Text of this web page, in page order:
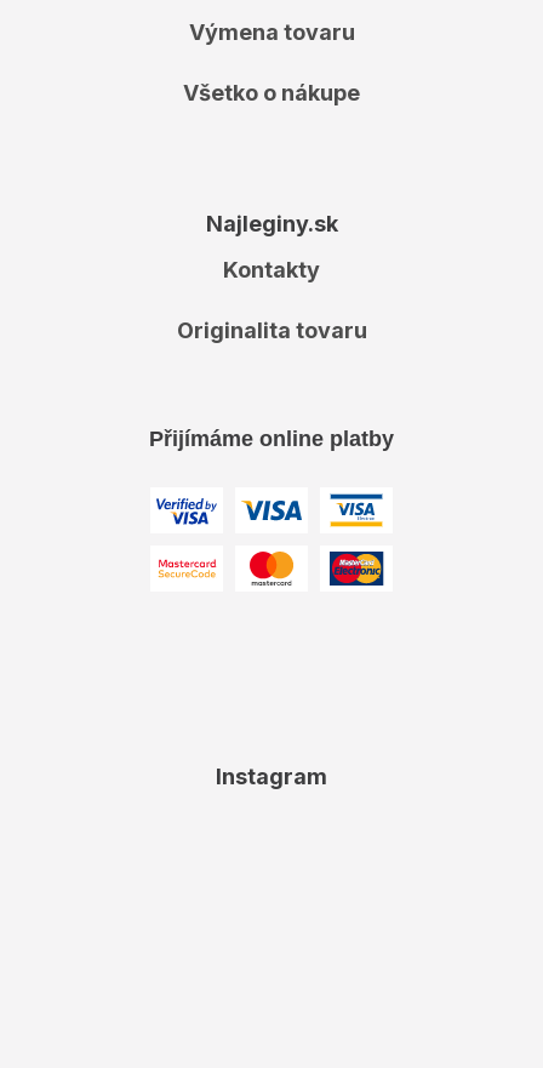
Výmena tovaru
Všetko o nákupe
Najleginy.sk
Kontakty
Originalita tovaru
Přijímáme online platby
Instagram